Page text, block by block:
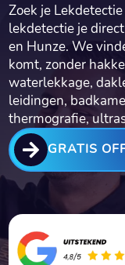
Zoek je
lekdetectie je
en Hunze. We
komt, zonder
waterlekkage,
leidingen,
thermografie,
 GRATIS